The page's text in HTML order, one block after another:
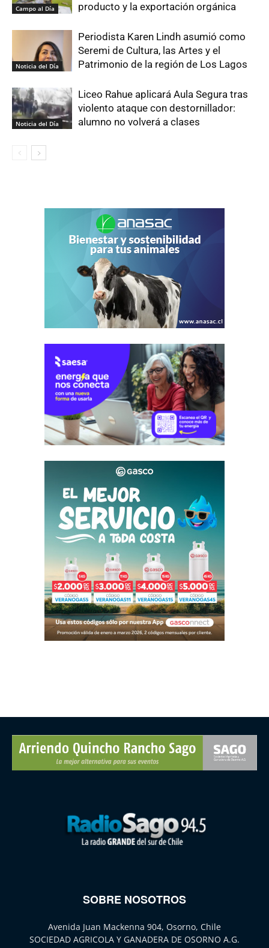
Campo al Día
producto y la exportación orgánica
Noticia del Día
Periodista Karen Lindh asumió como
Seremi de Cultura, las Artes y el
Patrimonio de la región de Los Lagos
Noticia del Día
Liceo Rahue aplicará Aula Segura tras
violento ataque con destornillador:
alumno no volverá a clases
SOBRE NOSOTROS
Avenida Juan Mackenna 904, Osorno, Chile
SOCIEDAD AGRICOLA Y GANADERA DE OSORNO A.G.